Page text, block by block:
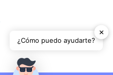
✕
¿Cómo puedo ayudarte?